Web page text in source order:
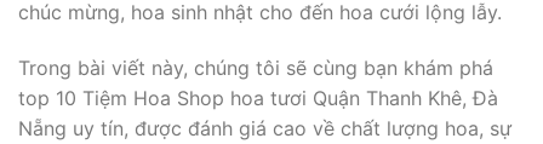
chúc mừng, hoa sinh nhật cho đến hoa cưới lộng lẫy.
Trong bài viết này, chúng tôi sẽ cùng bạn khám phá
top 10 Tiệm Hoa Shop hoa tươi Quận Thanh Khê, Đà
Nẵng uy tín, được đánh giá cao về chất lượng hoa, sự